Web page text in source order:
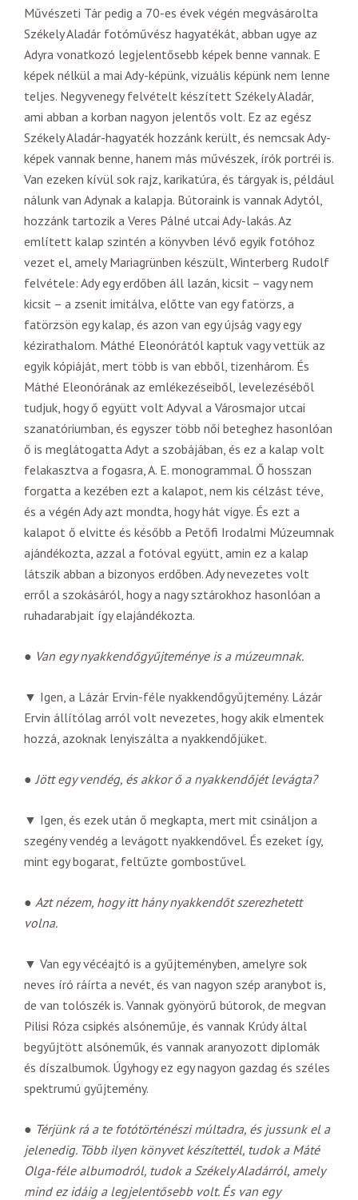
Művészeti Tár pedig a 70-es évek végén megvásárolta
Székely Aladár fotóművész hagyatékát, abban ugye az
Adyra vonatkozó legjelentősebb képek benne vannak. E
képek nélkül a mai Ady-képünk, vizuális képünk nem lenne
teljes. Negyvenegy felvételt készített Székely Aladár,
ami abban a korban nagyon jelentős volt. Ez az egész
Székely Aladár-hagyaték hozzánk került, és nemcsak Ady-
képek vannak benne, hanem más művészek, írók portréi is.
Van ezeken kívül sok rajz, karikatúra, és tárgyak is, például
nálunk van Adynak a kalapja. Bútoraink is vannak Adytól,
hozzánk tartozik a Veres Pálné utcai Ady-lakás. Az
említett kalap szintén a könyvben lévő egyik fotóhoz
vezet el, amely Mariagrünben készült, Winterberg Rudolf
felvétele: Ady egy erdőben áll lazán, kicsit – vagy nem
kicsit – a zsenit imitálva, előtte van egy fatörzs, a
fatörzsön egy kalap, és azon van egy újság vagy egy
kézirathalom. Máthé Eleonórától kaptuk vagy vettük az
egyik kópiáját, mert több is van ebből, tizenhárom. És
Máthé Eleonórának az emlékezéseiből, levelezéséből
tudjuk, hogy ő együtt volt Adyval a Városmajor utcai
szanatóriumban, és egyszer több női beteghez hasonlóan
ő is meglátogatta Adyt a szobájában, és ez a kalap volt
felakasztva a fogasra, A. E. monogrammal. Ő hosszan
forgatta a kezében ezt a kalapot, nem kis célzást téve,
és a végén Ady azt mondta, hogy hát vigye. És ezt a
kalapot ő elvitte és később a Petőfi Irodalmi Múzeumnak
ajándékozta, azzal a fotóval együtt, amin ez a kalap
látszik abban a bizonyos erdőben. Ady nevezetes volt
erről a szokásáról, hogy a nagy sztárokhoz hasonlóan a
ruhadarabjait így elajándékozta.
● Van egy nyakkendőgyűjteménye is a múzeumnak.
▼ Igen, a Lázár Ervin-féle nyakkendőgyűjtemény. Lázár
Ervin állítólag arról volt nevezetes, hogy akik elmentek
hozzá, azoknak lenyiszálta a nyakkendőjüket.
●Jött egy vendég, és akkor ő a nyakkendőjét levágta?
▼ Igen, és ezek után ő megkapta, mert mit csináljon a
szegény vendég a levágott nyakkendővel. És ezeket így,
mint egy bogarat, feltűzte gombostűvel.
● Azt nézem, hogy itt hány nyakkendőt szerezhetett
volna.
▼ Van egy vécéajtó is a gyűjteményben, amelyre sok
neves író ráírta a nevét, és van nagyon szép aranybot is,
de van tolószék is. Vannak gyönyörű bútorok, de megvan
Pilisi Róza csipkés alsóneműje, és vannak Krúdy által
begyűjtött alsóneműk, és vannak aranyozott diplomák
és díszalbumok. Úgyhogy ez egy nagyon gazdag és széles
spektrumú gyűjtemény.
● Térjünk rá a te fotótörténészi múltadra, és jussunk el a
jelenedig. Több ilyen könyvet készítettél, tudok a Máté
Olga-féle albumodról, tudok a Székely Aladárról, amely
mind ez idáig a legjelentősebb volt. És van egy